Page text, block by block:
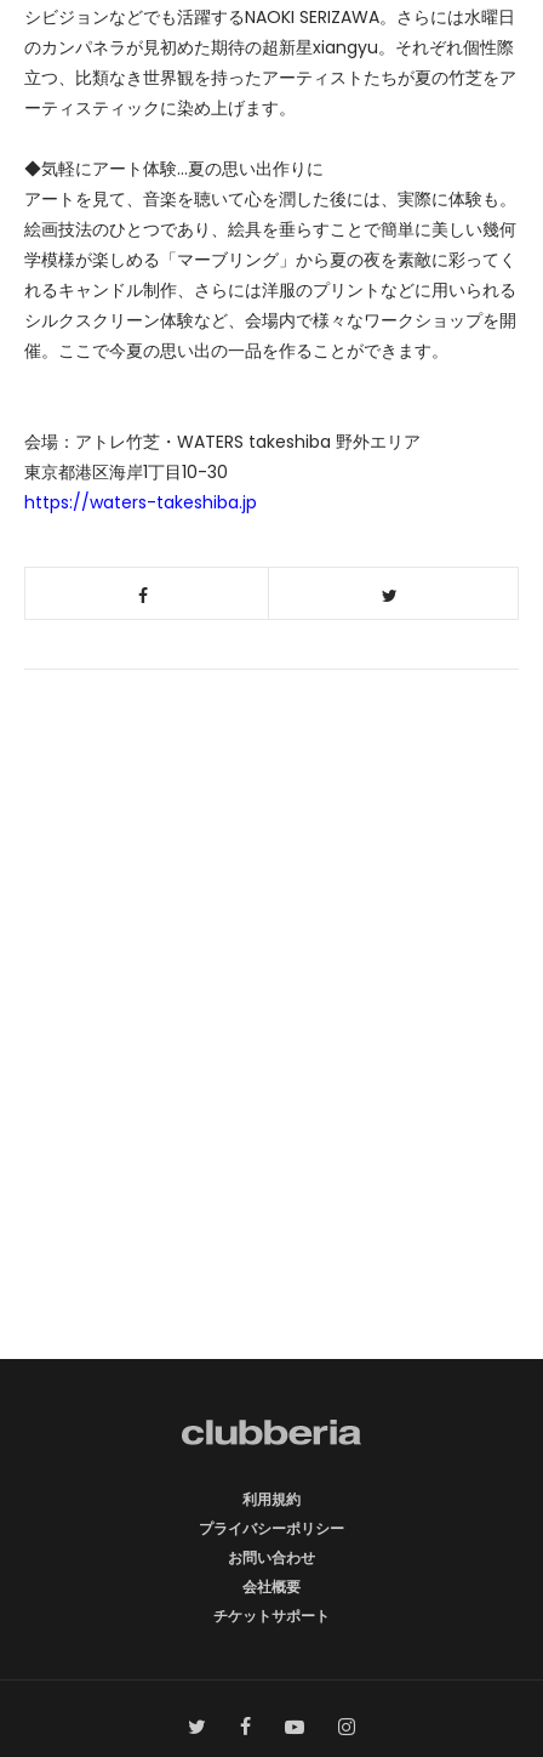
シビジョンなどでも活躍するNAOKI SERIZAWA。さらには水曜日
のカンパネラが見初めた期待の超新星xiangyu。それぞれ個性際
立つ、比類なき世界観を持ったアーティストたちが夏の竹芝をア
ーティスティックに染め上げます。
◆気軽にアート体験…夏の思い出作りに
アートを見て、音楽を聴いて心を潤した後には、実際に体験も。
絵画技法のひとつであり、絵具を垂らすことで簡単に美しい幾何
学模様が楽しめる「マーブリング」から夏の夜を素敵に彩ってく
れるキャンドル制作、さらには洋服のプリントなどに用いられる
シルクスクリーン体験など、会場内で様々なワークショップを開
催。ここで今夏の思い出の一品を作ることができます。
会場：アトレ竹芝・WATERS takeshiba 野外エリア
東京都港区海岸1丁目10-30
https://waters-takeshiba.jp
利用規約
プライバシーポリシー
お問い合わせ
会社概要
チケットサポート